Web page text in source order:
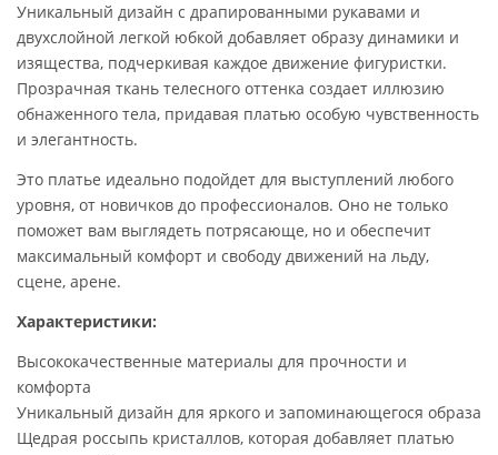
3
0
0
.
0
0
Уникальный дизайн с драпированными рукавами и
двухслойной легкой юбкой добавляет образу динамики и
изящества, подчеркивая каждое движение фигуристки.
Прозрачная ткань телесного оттенка создает иллюзию
обнаженного тела, придавая платью особую чувственность
и элегантность.
Это платье идеально подойдет для выступлений любого
уровня, от новичков до профессионалов. Оно не только
поможет вам выглядеть потрясающе, но и обеспечит
максимальный комфорт и свободу движений на льду,
сцене, арене.
Характеристики:
Высококачественные материалы для прочности и
комфорта
Уникальный дизайн для яркого и запоминающегося образа
Щедрая россыпь кристаллов, которая добавляет платью